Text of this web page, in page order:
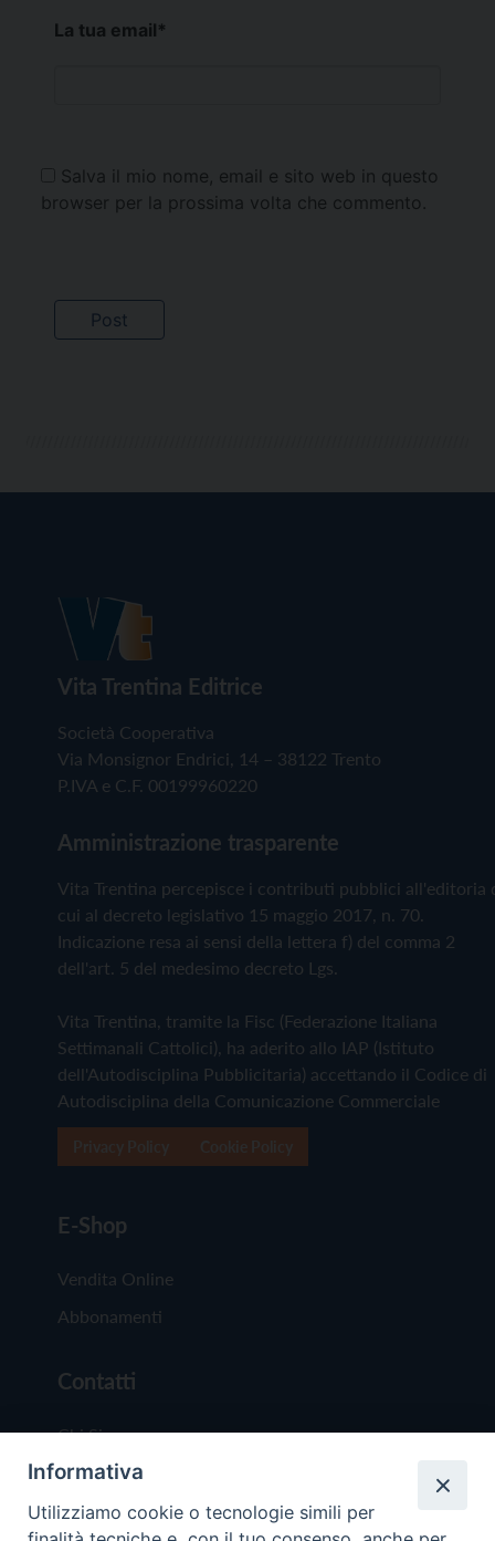
La tua email*
Salva il mio nome, email e sito web in questo
browser per la prossima volta che commento.
Vita Trentina Editrice
Società Cooperativa
Via Monsignor Endrici, 14 – 38122 Trento
P.IVA e C.F. 00199960220
Amministrazione trasparente
Vita Trentina percepisce i contributi pubblici all'editoria
cui al decreto legislativo 15 maggio 2017, n. 70.
Indicazione resa ai sensi della lettera f) del comma 2
dell'art. 5 del medesimo decreto Lgs.
Vita Trentina, tramite la Fisc (Federazione Italiana
Settimanali Cattolici), ha aderito allo IAP (Istituto
dell'Autodisciplina Pubblicitaria) accettando il Codice di
Autodisciplina della Comunicazione Commerciale
E-Shop
Vendita Online
Abbonamenti
Contatti
Chi Siamo
Redazione
Scrivici
Informativa
Utilizziamo cookie o tecnologie simili per